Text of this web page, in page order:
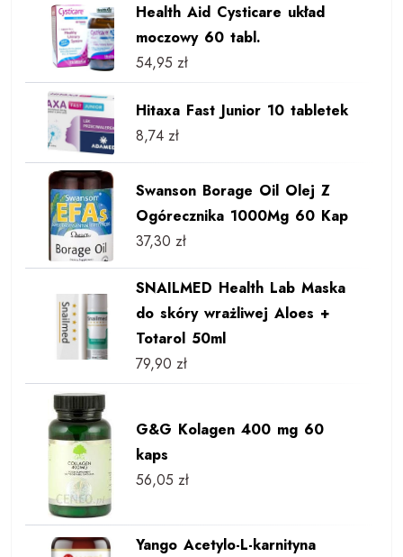
Health Aid Cysticare układ
moczowy 60 tabl.
54,95 zł
Hitaxa Fast Junior 10 tabletek
8,74 zł
Swanson Borage Oil Olej Z
Ogórecznika 1000Mg 60 Kap
37,30 zł
SNAILMED Health Lab Maska
do skóry wrażliwej Aloes +
Totarol 50ml
79,90 zł
G&G Kolagen 400 mg 60
kaps
56,05 zł
Yango Acetylo-L-karnityna